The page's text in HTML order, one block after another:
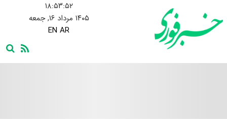
۱۸:۵۳:۵۲
۱۴۰۵ مرداد ۱۶, جمعه
EN AR